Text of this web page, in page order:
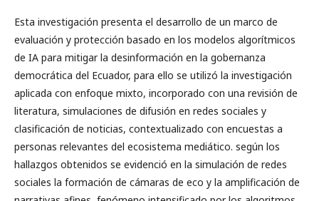
Esta investigación presenta el desarrollo de un marco de
evaluación y protección basado en los modelos algorítmicos
de IA para mitigar la desinformación en la gobernanza
democrática del Ecuador, para ello se utilizó la investigación
aplicada con enfoque mixto, incorporado con una revisión de
literatura, simulaciones de difusión en redes sociales y
clasificación de noticias, contextualizado con encuestas a
personas relevantes del ecosistema mediático. según los
hallazgos obtenidos se evidenció en la simulación de redes
sociales la formación de cámaras de eco y la amplificación de